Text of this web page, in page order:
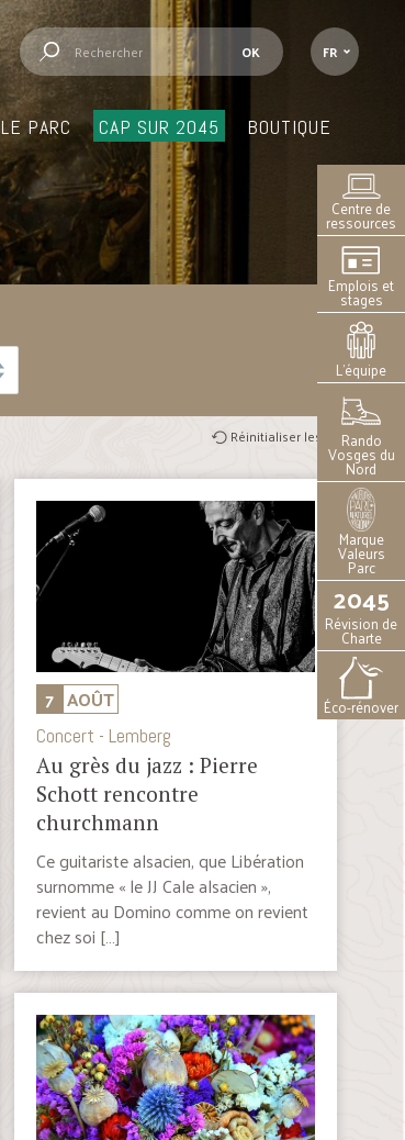
FR
LE PARC CAP SUR 2045 BOUTIQUE
Centre de
ressources
Emplois et
stages
L’équipe
Rando
Vosges du
Nord
Marque
Valeurs
Parc
2045
Révision de
Charte
Éco-rénover
Réinitialiser les filtres
7 AOÛT
Concert - Lemberg
Au grès du jazz : Pierre
Schott rencontre
churchmann
Ce guitariste alsacien, que Libération
surnomme « le JJ Cale alsacien »,
revient au Domino comme on revient
chez soi […]